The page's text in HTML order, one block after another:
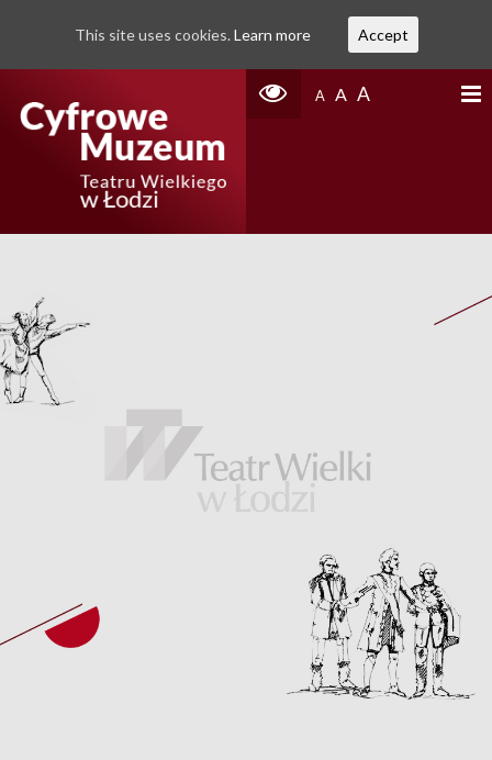
A A A
This site uses cookies. Learn more Accept